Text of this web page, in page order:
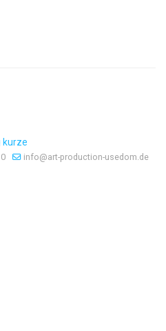
kurze
info@art-production-usedom.de